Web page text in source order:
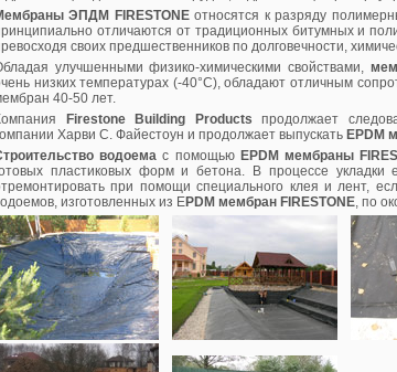
ЭПДМ FIRESTONEотносятся к разряду
отличаются от традиционных битумных и
своих предшественников по долговечности,
улучшенными физико-химическими свойствами,
низких температурах (-40°С), обладают отличным
40-50 лет.
Firestone Building Products продолжает
Харви С. Файестоун и продолжает выпускать EPDM
водоема с помощью EPDM мембраны
пластиковых форм и бетона. В процессе
при помощи специального клея и лент,
изготовленных из ЕPDM мембран FIRESTONE, по